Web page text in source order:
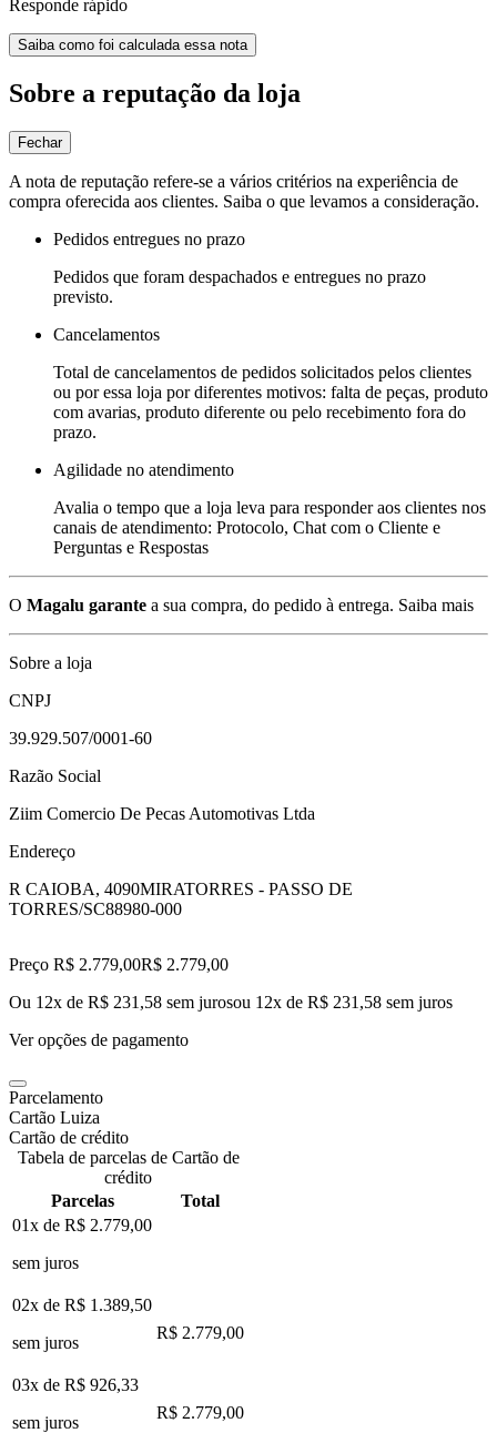
Responde rápido
Saiba como foi calculada essa nota
Sobre a reputação da loja
Fechar
A nota de reputação refere-se a vários critérios na experiência de
compra oferecida aos clientes. Saiba o que levamos a consideração.
Pedidos entregues no prazo
Pedidos que foram despachados e entregues no prazo
previsto.
Cancelamentos
Total de cancelamentos de pedidos solicitados pelos clientes
ou por essa loja por diferentes motivos: falta de peças, produto
com avarias, produto diferente ou pelo recebimento fora do
prazo.
Agilidade no atendimento
Avalia o tempo que a loja leva para responder aos clientes nos
canais de atendimento: Protocolo, Chat com o Cliente e
Perguntas e Respostas
O Magalu garante a sua compra, do pedido à entrega. Saiba mais
Sobre a loja
CNPJ
39.929.507/0001-60
Razão Social
Ziim Comercio De Pecas Automotivas Ltda
Endereço
R CAIOBA, 4090MIRATORRES - PASSO DE
TORRES/SC88980-000
Preço R$ 2.779,00R$ 2.779,00
Ou 12x de R$ 231,58 sem jurosou 12x de R$ 231,58 sem juros
Ver opções de pagamento
Parcelamento
Cartão Luiza
Cartão de crédito
Tabela de parcelas de Cartão de
crédito
Parcelas
Total
01x de R$ 2.779,00
sem juros
02x de R$ 1.389,50
sem juros
R$ 2.779,00
03x de R$ 926,33
sem juros
R$ 2.779,00